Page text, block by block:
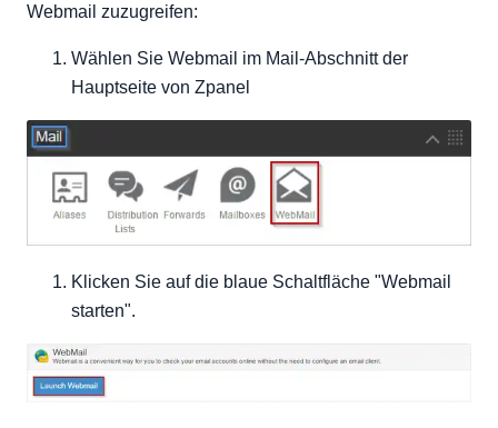
Webmail zuzugreifen:
Wählen Sie Webmail im Mail-Abschnitt der
Hauptseite von Zpanel
Klicken Sie auf die blaue Schaltfläche "Webmail
starten".